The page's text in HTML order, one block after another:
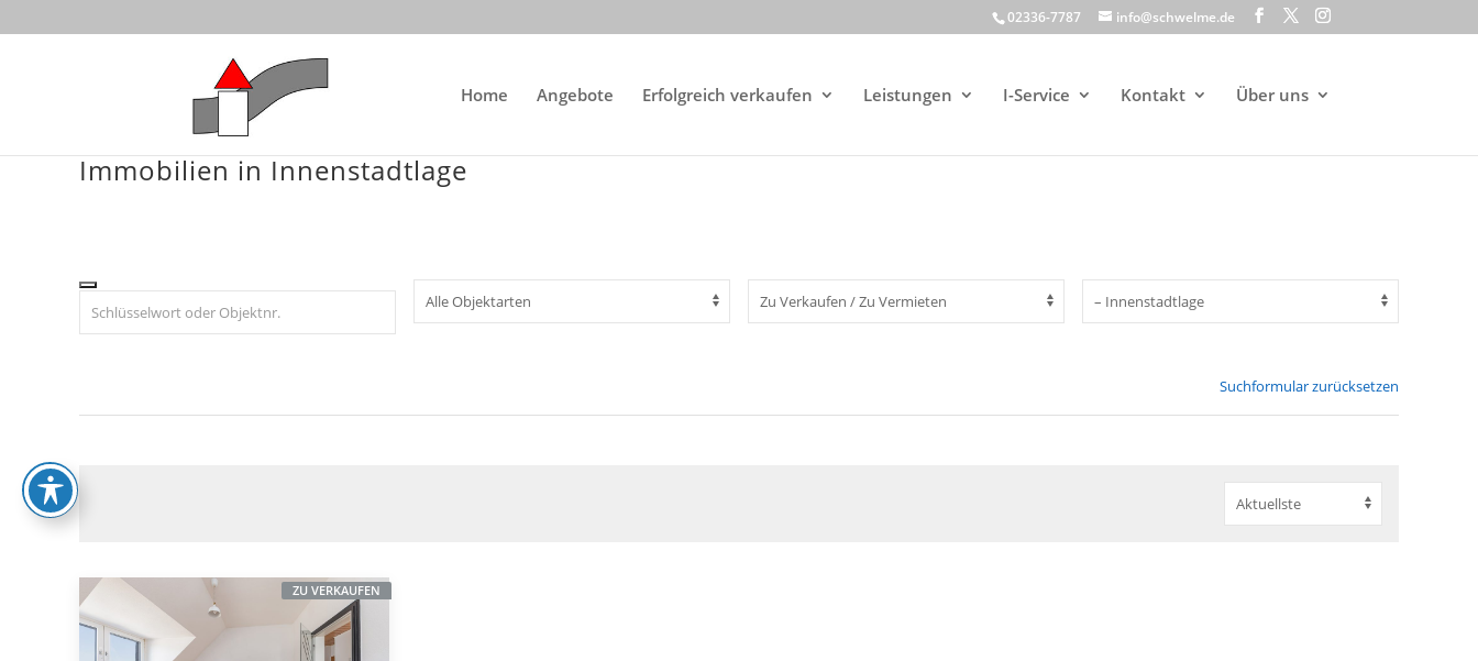
to
02336-7787 info@schwelme.de
Home Angebote Erfolgreich verkaufen Leistungen I-Service Kontakt Über uns
Immobilien in Innenstadtlage
Suchformular zurücksetzen
ZU VERKAUFEN